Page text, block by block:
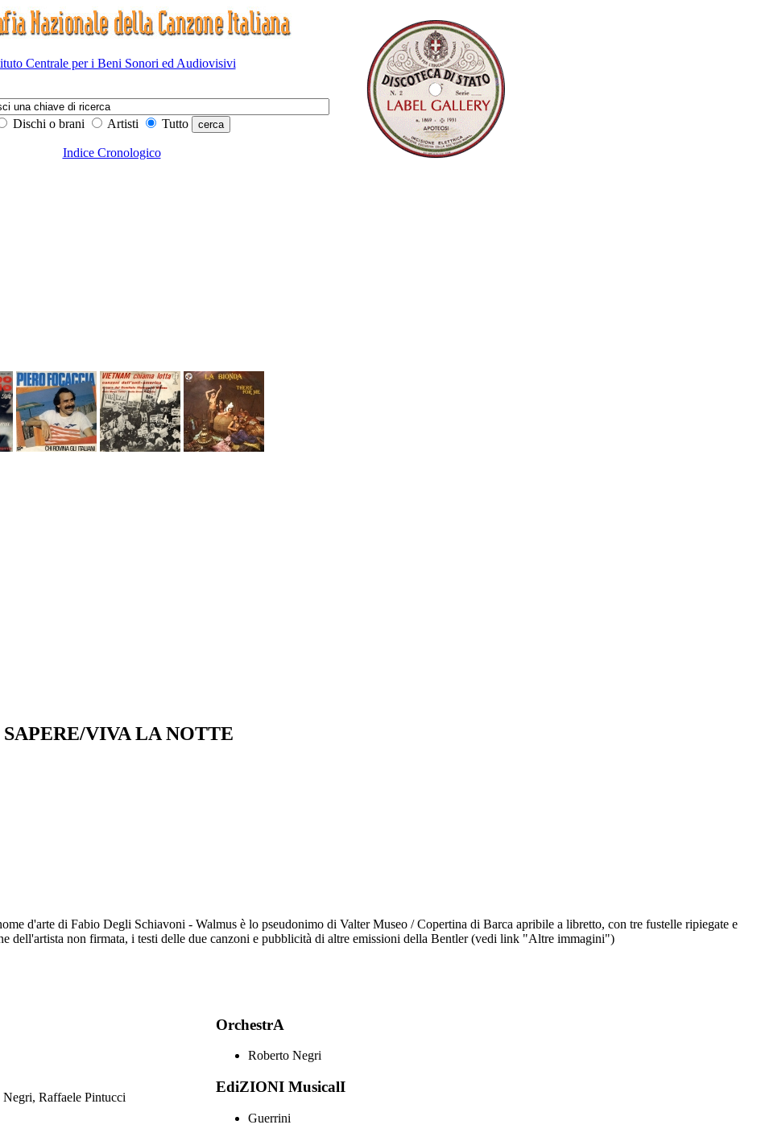
Centrale per i Beni Sonori ed Audiovisivi
Dischi o brani
Artisti Tutto
Indice Cronologico
VIVA LA NOTTE
d'arte di Fabio Degli Schiavoni - Walmus è lo pseudonimo di Valter Museo / Copertina di Barca apribile a libretto, con tre fustelle ripiegate e
dell'artista non firmata, i testi delle due canzoni e pubblicità di altre emissioni della Bentler (vedi link "Altre immagini")
Raffaele Pintucci
OrchestrA
Roberto Negri
EdiZIONI MusicalI
Guerrini